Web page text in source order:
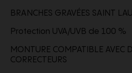
BRANCHES GRAVÉES SAINT
Protection UVA/UVB de 100 %
MONTURE COMPATIBLE AVEC
CORRECTEURS